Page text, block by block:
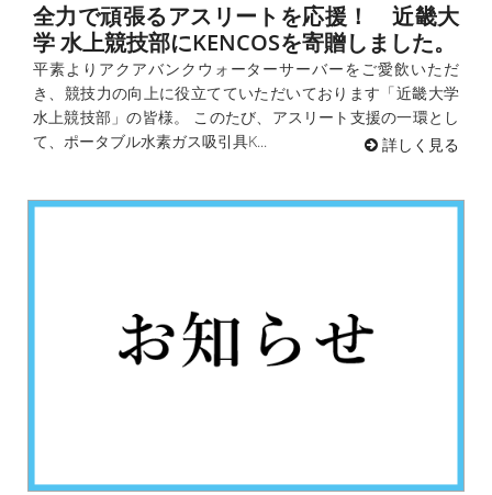
全力で頑張るアスリートを応援！ 近畿大
学 水上競技部にKENCOSを寄贈しました。
平素よりアクアバンクウォーターサーバーをご愛飲いただ
き、競技力の向上に役立てていただいております「近畿大学
水上競技部」の皆様。 このたび、アスリート支援の一環とし
て、ポータブル水素ガス吸引具K...
詳しく見る